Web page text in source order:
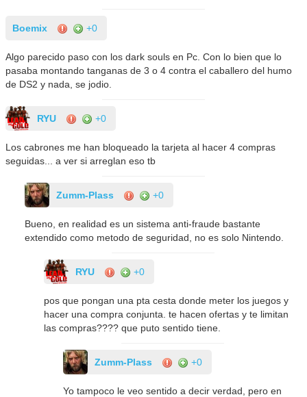
Boemix +0
Algo parecido paso con los dark souls en Pc. Con lo bien que lo
pasaba montando tanganas de 3 o 4 contra el caballero del humo
de DS2 y nada, se jodio.
RYU +0
Los cabrones me han bloqueado la tarjeta al hacer 4 compras
seguidas... a ver si arreglan eso tb
Zumm-Plass +0
Bueno, en realidad es un sistema anti-fraude bastante
extendido como metodo de seguridad, no es solo Nintendo.
RYU +0
pos que pongan una pta cesta donde meter los juegos y
hacer una compra conjunta. te hacen ofertas y te limitan
las compras???? que puto sentido tiene.
Zumm-Plass +0
Yo tampoco le veo sentido a decir verdad, pero en